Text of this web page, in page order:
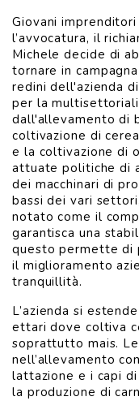
Giovani
l’avvocatura, il
Michele decide di
tornare in
redini dell'azienda
per la
dall'allevamento di
coltivazione di
e la coltivazione di
attuate politiche di
dei macchinari di
bassi dei vari
notato come il
garantisca una
questo permette di
il miglioramento
tranquillità.
L’azienda si
ettari dove coltiva
soprattutto mais.
nell’allevamento
lattazione e i capi di
la produzione di